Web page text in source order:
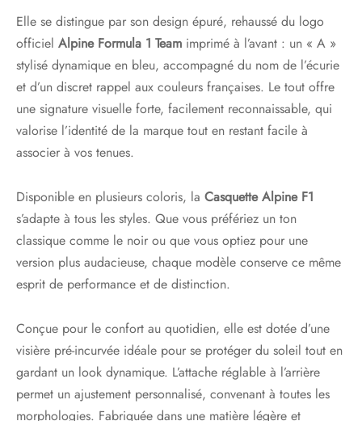
Elle se distingue par son design épuré, rehaussé du logo
officiel Alpine Formula 1 Team imprimé à l’avant : un « A »
stylisé dynamique en bleu, accompagné du nom de l’écurie
et d’un discret rappel aux couleurs françaises. Le tout offre
une signature visuelle forte, facilement reconnaissable, qui
valorise l’identité de la marque tout en restant facile à
associer à vos tenues.
Disponible en plusieurs coloris, la Casquette Alpine F1
s’adapte à tous les styles. Que vous préfériez un ton
classique comme le noir ou que vous optiez pour une
version plus audacieuse, chaque modèle conserve ce même
esprit de performance et de distinction.
Conçue pour le confort au quotidien, elle est dotée d’une
visière pré-incurvée idéale pour se protéger du soleil tout en
gardant un look dynamique. L’attache réglable à l’arrière
permet un ajustement personnalisé, convenant à toutes les
morphologies. Fabriquée dans une matière légère et